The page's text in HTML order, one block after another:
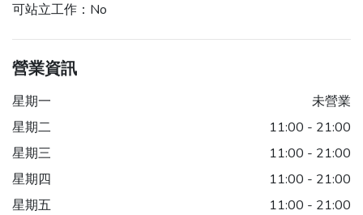
可站立工作： No
營業資訊
星期一
未營業
星期二
11:00 - 21:00
星期三
11:00 - 21:00
星期四
11:00 - 21:00
星期五
11:00 - 21:00